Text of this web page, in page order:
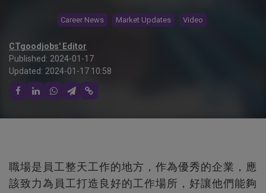
Career News Market Updates Video
CTgoodjobs' Editor
Published: 2024-01-17
Updated: 2024-01-17 10:58
職場是員工整天工作的地方，作為優秀的企業，應
該致力為員工打造良好的工作場所，好讓他們能夠